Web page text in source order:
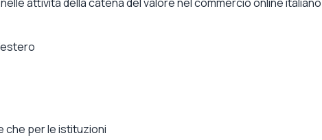
che per le istituzioni